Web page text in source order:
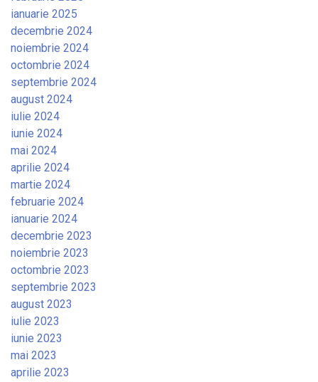
ianuarie 2025
decembrie 2024
noiembrie 2024
octombrie 2024
septembrie 2024
august 2024
iulie 2024
iunie 2024
mai 2024
aprilie 2024
martie 2024
februarie 2024
ianuarie 2024
decembrie 2023
noiembrie 2023
octombrie 2023
septembrie 2023
august 2023
iulie 2023
iunie 2023
mai 2023
aprilie 2023